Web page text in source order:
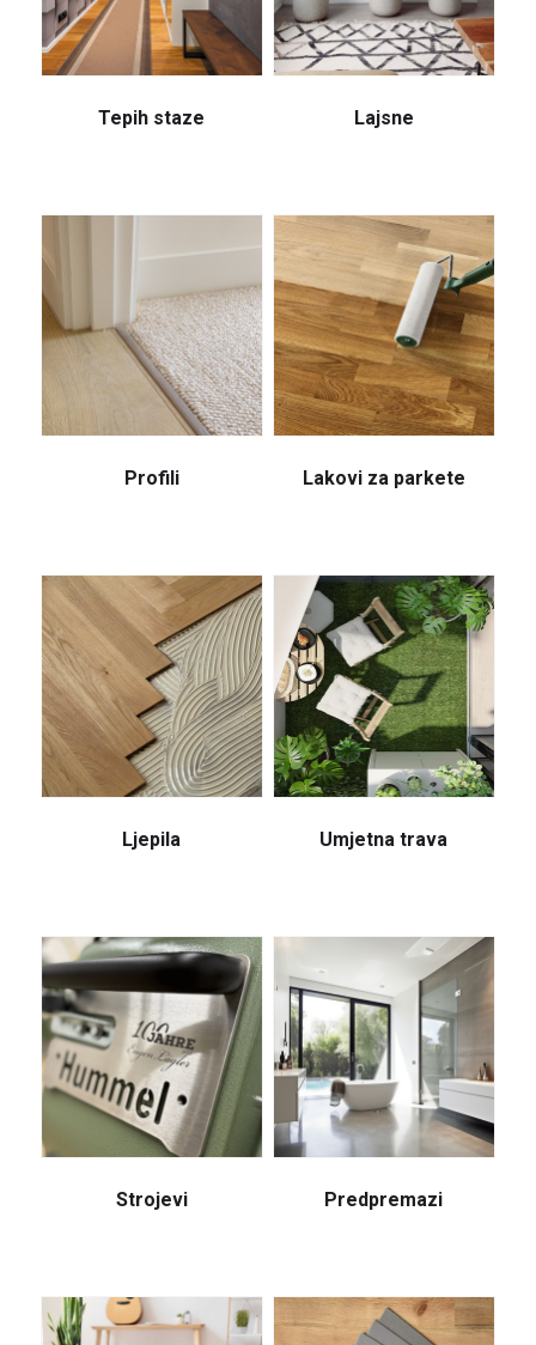
Tepih staze Lajsne
Profili Lakovi za parkete
Ljepila Umjetna trava
Strojevi Predpremazi